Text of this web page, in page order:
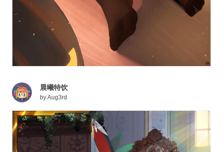
晨曦特饮
byAug3rd